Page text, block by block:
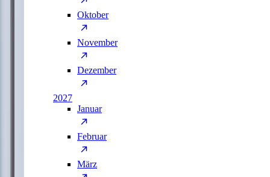
Oktober
November
Dezember
2027
Januar
Februar
März